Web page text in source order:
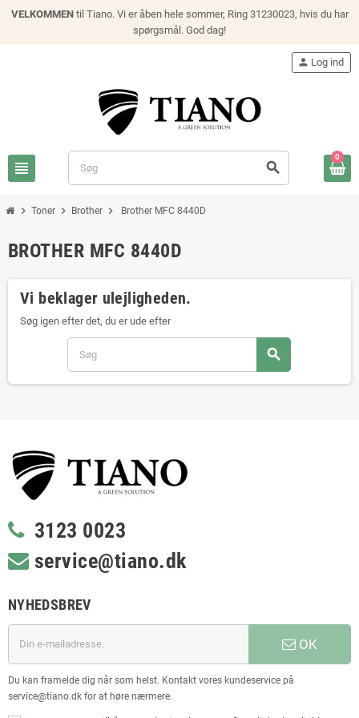
VELKOMMENtil Tiano. Vi er åben hele sommer, Ring 31230023, hvis du har
spørgsmål. God dag!
view_headline search
person Log ind
0
chevron_right Toner chevron_right Brother chevron_right Brother MFC 8440D
BROTHER MFC 8440D
Vi beklager ulejligheden.
Søg igen efter det, du er ude efter
search
3123 0023
service@tiano.dk
NYHEDSBREV
OK
Du kan framelde dig når som helst. Kontakt vores kundeservice på
service@tiano.dk for at høre nærmere.